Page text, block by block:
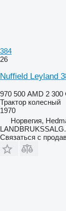
384
26
Nuffield Leyland
970 500 AMD 2 300
Трактор колесный
1970
Норвегия,
Связаться с